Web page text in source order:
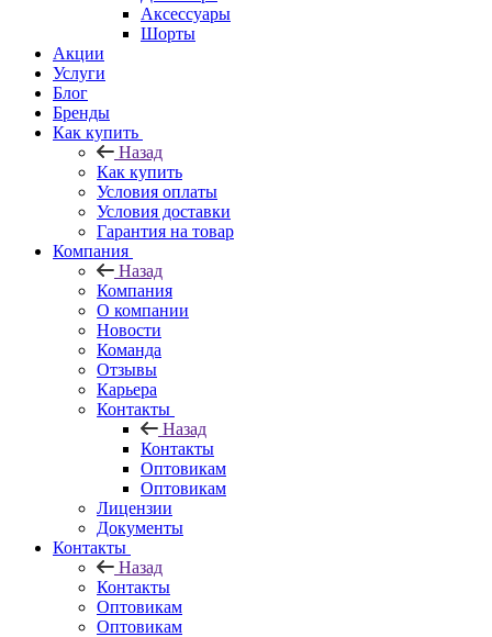
Аксессуары
Шорты
Акции
Услуги
Блог
Бренды
Как купить
Назад
Как купить
Условия оплаты
Условия доставки
Гарантия на товар
Компания
Назад
Компания
О компании
Новости
Команда
Отзывы
Карьера
Контакты
Назад
Контакты
Оптовикам
Оптовикам
Лицензии
Документы
Контакты
Назад
Контакты
Оптовикам
Оптовикам